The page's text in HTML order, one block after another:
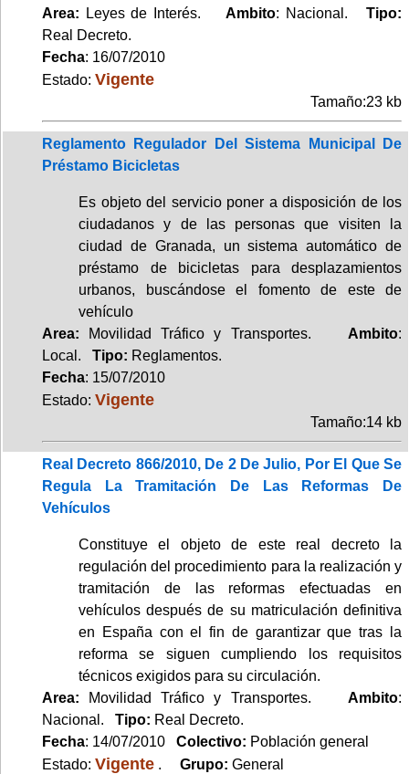
Area: Leyes de Interés.Ambito: Nacional.Tipo:
Real Decreto.
Fecha: 16/07/2010
Estado: Vigente
Tamaño:23 kb
Reglamento Regulador Del Sistema Municipal De
Préstamo Bicicletas
Es objeto del servicio poner a disposición de los
ciudadanos y de las personas que visiten la
ciudad de Granada, un sistema automático de
préstamo de bicicletas para desplazamientos
urbanos, buscándose el fomento de este de
vehículo
Area: Movilidad Tráfico y Transportes. Ambito:
Local. Tipo: Reglamentos.
Fecha: 15/07/2010
Estado: Vigente
Tamaño:14 kb
Real Decreto 866/2010, De 2 De Julio, Por El Que Se
Regula La Tramitación De Las Reformas De
Vehículos
Constituye el objeto de este real decreto la
regulación del procedimiento para la realización y
tramitación de las reformas efectuadas en
vehículos después de su matriculación definitiva
en España con el fin de garantizar que tras la
reforma se siguen cumpliendo los requisitos
técnicos exigidos para su circulación.
Area: Movilidad Tráfico y Transportes. Ambito:
Nacional. Tipo: Real Decreto.
Fecha: 14/07/2010 Colectivo: Población general
Estado: Vigente . Grupo: General